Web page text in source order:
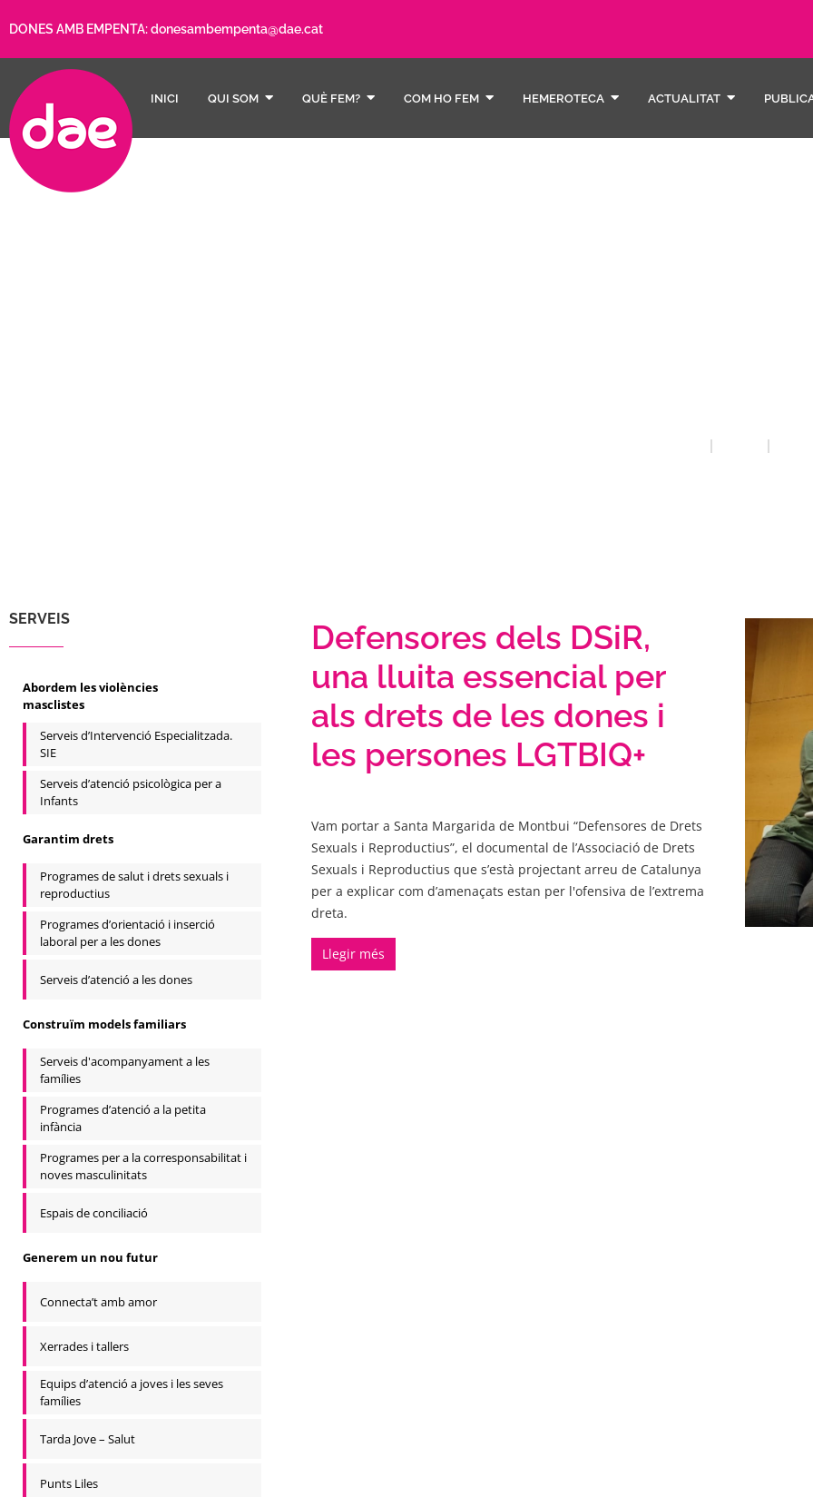
DONES AMB EMPENTA:donesambempenta@dae.cat
INICI QUI SOM QUÈ FEM? COM HO FEM HEMEROTECA ACTUALITAT
SERVEIS
Abordem les violències
masclistes
Serveis d’Intervenció Especialitzada.
SIE
Serveis d’atenció psicològica per a
Infants
Garantim drets
Programes de salut i drets sexuals i
reproductius
Programes d’orientació i inserció
laboral per a les dones
Serveis d’atenció a les dones
Construïm models familiars
Serveis d'acompanyament a les
famílies
Programes d’atenció a la petita
infància
Programes per a la corresponsabilitat i
noves masculinitats
Espais de conciliació
Generem un nou futur
Connecta’t amb amor
Xerrades i tallers
Equips d’atenció a joves i les seves
famílies
Tarda Jove – Salut
Punts Liles
Defensores dels DSiR,
una lluita essencial per
als drets de les dones i
les persones LGTBIQ+
Vam portar a Santa Margarida de Montbui “Defensores de Drets
Sexuals i Reproductius”, el documental de l’Associació de Drets
Sexuals i Reproductius que s’està projectant arreu de Catalunya
per a explicar com d’amenaçats estan per l'ofensiva de l’extrema
dreta.
Llegir més